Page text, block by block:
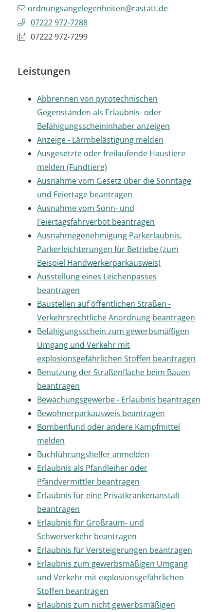
ordnungsangelegenheiten@rastatt.de
07222 972-7288
07222 972-7299
Leistungen
Abbrennen von pyrotechnischen
Gegenständen als Erlaubnis- oder
Befähigungsscheininhaber anzeigen
Anzeige - Lärmbelästigung melden
Ausgesetzte oder freilaufende Haustiere
melden (Fundtiere)
Ausnahme vom Gesetz über die Sonntage
und Feiertage beantragen
Ausnahme vom Sonn- und
Feiertagsfahrverbot beantragen
Ausnahmegenehmigung Parkerlaubnis,
Parkerleichterungen für Betriebe (zum
Beispiel Handwerkerparkausweis)
Ausstellung eines Leichenpasses
beantragen
Baustellen auf öffentlichen Straßen -
Verkehrsrechtliche Anordnung beantragen
Befähigungsschein zum gewerbsmäßigen
Umgang und Verkehr mit
explosionsgefährlichen Stoffen beantragen
Benutzung der Straßenfläche beim Bauen
beantragen
Bewachungsgewerbe - Erlaubnis beantragen
Bewohnerparkausweis beantragen
Bombenfund oder andere Kampfmittel
melden
Buchführungshelfer anmelden
Erlaubnis als Pfandleiher oder
Pfandvermittler beantragen
Erlaubnis für eine Privatkrankenanstalt
beantragen
Erlaubnis für Großraum- und
Schwerverkehr beantragen
Erlaubnis für Versteigerungen beantragen
Erlaubnis zum gewerbsmäßigen Umgang
und Verkehr mit explosionsgefährlichen
Stoffen beantragen
Erlaubnis zum nicht gewerbsmäßigen